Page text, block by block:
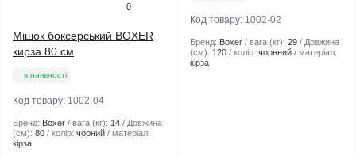
0
Мішок боксерський BOXER
кирза 80 см
в наявності
Код товару: 1002-04
Бренд: Boxer вага (кг): 14
Довжина
(см): 80 колір: чорний
матеріал:
кірза
Код товару: 1002-02
Бренд: Boxer вага (кг): 29
Довжина
(см): 120 колір: чорнний
матеріал:
кірза